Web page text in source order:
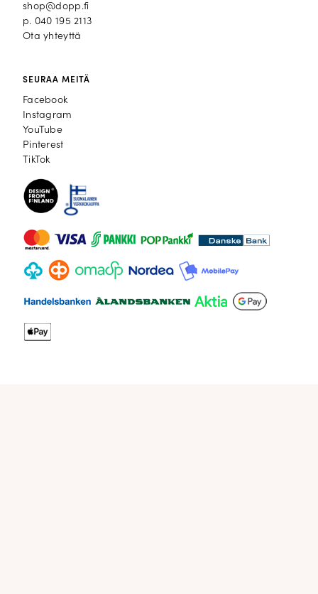
shop@dopp.fi
p. 040 195 2113
Ota yhteyttä
SEURAA MEITÄ
Facebook
Facebook
Instagram
Instagram
YouTube
YouTube
Pinterest
Pinterest
TikTok
TikTok